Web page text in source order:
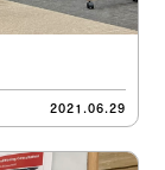
2021.06.29